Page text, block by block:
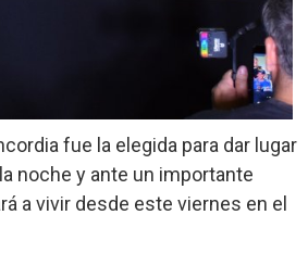
fue la elegida para dar lugar
noche y ante un importante
a vivir desde este viernes en el